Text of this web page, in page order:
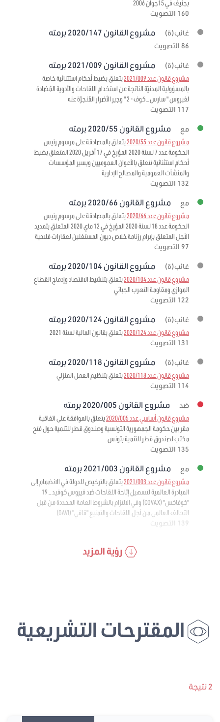
بجنيف في 15جوان 2006
160 التصويت
غائب(ة) مشروع القانون 2020/147 برمته
86 التصويت
غائب(ة) مشروع القانون 2021/009 برمته
مشروع قانون عدد 2021/009
يتعلق بضبط أحكام استثنائية خاصة
بالمسؤولية المدنيّة الناتجة عن استخدام اللقاحات والأدوية المُضادة
لفيروس " سارس – كوف - 2 " وجبر الأضرار المُنجرّة عنه
117 التصويت
مع مشروع القانون 2020/55 برمته
مشروع قانون عدد 2020/55
يتعلق بالمصادقة على مرسوم رئيس
الحكومة عدد 7 لسنة 2020 المؤرخ في 17 أفريل 2020 المتعلق بضبط
أحكام استثنائية تتعلق بالأعوان العموميين وبسير المؤسسات
والمنشآت العمومية والمصالح الإدارية
132 التصويت
مع مشروع القانون 2020/66 برمته
مشروع قانون عدد 2020/66
يتعلق بالمصادقة على مرسوم رئيس
الحكومة عدد 18 لسنة 2020 المؤرخ في 12 ماي 2020 المتعلق بتمديد
الأجل المتعلق بإبرام رزنامة خلاص ديون المستغلين لعقارات فلاحية
97 التصويت
غائب(ة) مشروع القانون 2020/104 برمته
مشروع قانون عدد 2020/104
يتعلق بتنشيط الاقتصاد وإدماج القطاع
الموازي ومقاومة التهرب الجبائي
122 التصويت
غائب(ة) مشروع القانون 2020/124 برمته
مشروع قانون عدد 2020/124
يتعلق بقانون المالية لسنة 2021
131 التصويت
غائب(ة) مشروع القانون 2020/118 برمته
مشروع قانون عدد 2020/118
يتعلق بتنظيم العمل المنزلي
114 التصويت
ضد مشروع القانون 2020/005 برمته
مشروع قانون أساسي عدد 2020/005
يتعلق بالموافقة على اتفاقية
مقر بين حكومة الجمهورية التونسية وصندوق قطر للتنمية حول فتح
مكتب لصندوق قطر للتنمية بتونس
135 التصويت
مع مشروع القانون 2021/003 برمته
مشروع قانون عدد 2021/003
يتعلق بالترخيص للدولة في الانضمام إلى
المبادرة العالمية لتسهيل إتاحة اللقاحات ضد فيروس كوفيد – 19
"كوفاكس" (COVAX) وفي الالتزام بالشروط العامة المحددة من قبل
التحالف العالمي من أجل اللقاحات والتمنيع "قافي" (GAVI)
139 التصويت
رؤية المزيد
المقترحات التشريعية
2 نتيجة